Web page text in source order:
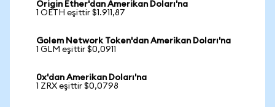
Origin Ether'dan Amerikan Doları'na
1 OETH eşittir $1.911,87
Golem Network Token'dan Amerikan Doları'na
1 GLM eşittir $0,0911
0x'dan Amerikan Doları'na
1 ZRX eşittir $0,0798